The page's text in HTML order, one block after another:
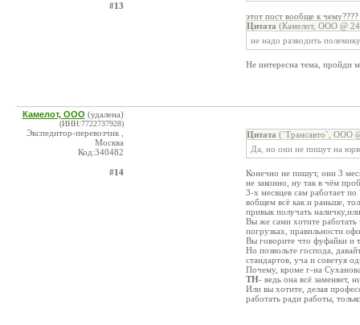
#13
этот пост вообще к
Цитата (Камелот, ООО @
не надо разводить
Не интересна тема, пройди
Камелот, ООО (удалена)
(ИНН:7722737928)
Экспедитор-перевозчик ,
Москва
Код:340482
#14
Цитата (`Трансавто`, ООО
Да, но они не пишут на
Конечно не пишут, они 3
не законно, ну так в чём
3-х месяцев сам работает
вобщем всё как и раньше,
привык получать
Вы же сами хотите работать
погрузках, правильности
Вы говорите что фуфайки и
Но позвольте господа,
стандартов, уча и советуя
Почему, кроме г-на
ТН- ведь она всё заменяет,
Или вы хотите, делая
работать ради работы,